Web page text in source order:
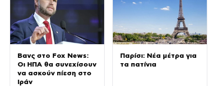
Βανς στο Fox News:
Οι ΗΠΑ θα συνεχίσουν
να ασκούν πίεση στο
Ιράν
Παρίσι: Νέα μέτρα για
τα πατίνια